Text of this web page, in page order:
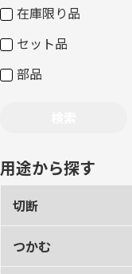
在庫限り品
セット品
部品
用途から探す
切断
つかむ